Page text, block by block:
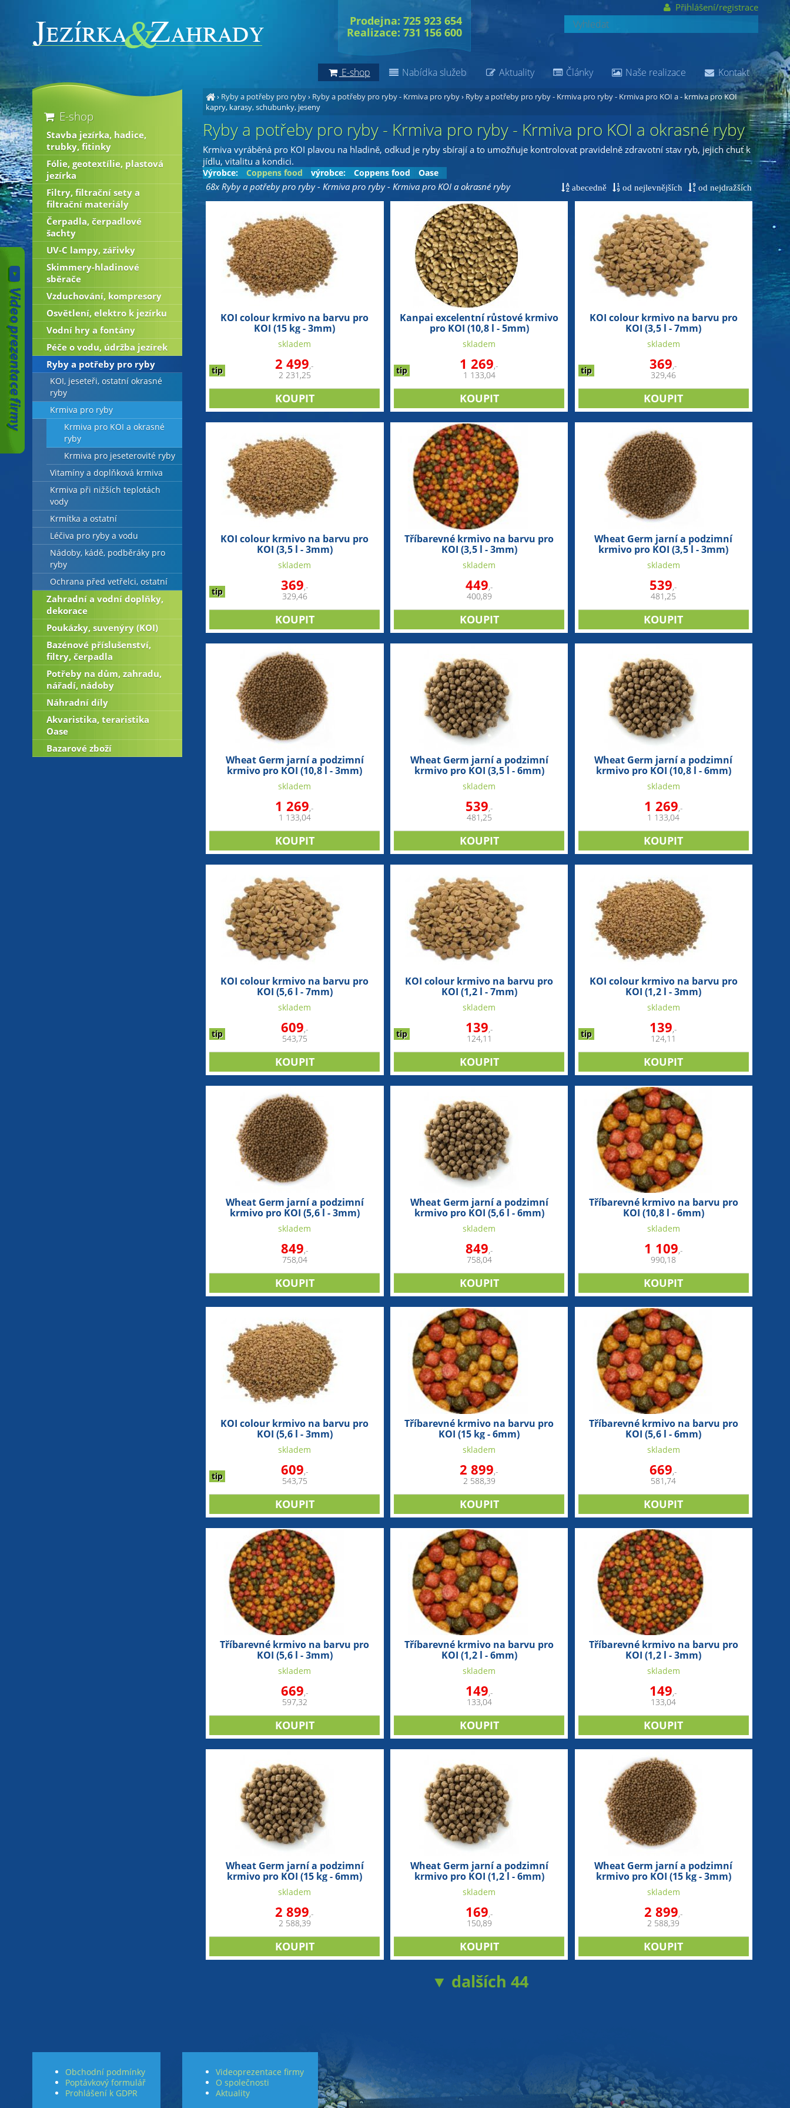
› Ryby a potřeby pro ryby› Ryby a potřeby pro ryby - Krmiva pro ryby› Ryby a potřeby pro ryby - Krmiva pro ryby - Krmiva pro KOI a- krmiva pro KOI
kapry, karasy, schubunky, jeseny
Ryby a potřeby pro ryby - Krmiva pro ryby - Krmiva pro KOI a okrasné ryby
Krmiva vyráběná pro KOI plavou na hladině, odkud je ryby sbírají a to umožňuje kontrolovat pravidelně zdravotní stav ryb, jejich chuť k
jídlu, vitalitu a kondici.
Výrobce: Coppens food výrobce: Coppens food Oase
abecedně od nejlevnějších od nejdražších
68x Ryby a potřeby pro ryby - Krmiva pro ryby - Krmiva pro KOI a okrasné ryby
KOI colour krmivo na barvu pro
KOI (15 kg - 3mm)
tip
skladem
2 499,-
2 231,25
Kanpai excelentní růstové krmivo
pro KOI (10,8 l - 5mm)
tip
skladem
1 269,-
1 133,04
KOI colour krmivo na barvu pro
KOI (3,5 l - 7mm)
tip
skladem
369,-
329,46
KOI colour krmivo na barvu pro
KOI (3,5 l - 3mm)
tip
skladem
369,-
329,46
Tříbarevné krmivo na barvu pro
KOI (3,5 l - 3mm)
skladem
449,-
400,89
Wheat Germ jarní a podzimní
krmivo pro KOI (3,5 l - 3mm)
skladem
539,-
481,25
Wheat Germ jarní a podzimní
krmivo pro KOI (10,8 l - 3mm)
skladem
1 269,-
1 133,04
Wheat Germ jarní a podzimní
krmivo pro KOI (3,5 l - 6mm)
skladem
539,-
481,25
Wheat Germ jarní a podzimní
krmivo pro KOI (10,8 l - 6mm)
skladem
1 269,-
1 133,04
KOI colour krmivo na barvu pro
KOI (5,6 l - 7mm)
tip
skladem
609,-
543,75
KOI colour krmivo na barvu pro
KOI (1,2 l - 7mm)
tip
skladem
139,-
124,11
KOI colour krmivo na barvu pro
KOI (1,2 l - 3mm)
tip
skladem
139,-
124,11
Wheat Germ jarní a podzimní
krmivo pro KOI (5,6 l - 3mm)
skladem
849,-
758,04
Wheat Germ jarní a podzimní
krmivo pro KOI (5,6 l - 6mm)
skladem
849,-
758,04
Tříbarevné krmivo na barvu pro
KOI (10,8 l - 6mm)
skladem
1 109,-
990,18
KOI colour krmivo na barvu pro
KOI (5,6 l - 3mm)
tip
skladem
609,-
543,75
Tříbarevné krmivo na barvu pro
KOI (15 kg - 6mm)
skladem
2 899,-
2 588,39
Tříbarevné krmivo na barvu pro
KOI (5,6 l - 6mm)
skladem
669,-
581,74
Tříbarevné krmivo na barvu pro
KOI (5,6 l - 3mm)
skladem
669,-
597,32
Tříbarevné krmivo na barvu pro
KOI (1,2 l - 6mm)
skladem
149,-
133,04
Tříbarevné krmivo na barvu pro
KOI (1,2 l - 3mm)
skladem
149,-
133,04
Wheat Germ jarní a podzimní
krmivo pro KOI (15 kg - 6mm)
skladem
2 899,-
2 588,39
Wheat Germ jarní a podzimní
krmivo pro KOI (1,2 l - 6mm)
skladem
169,-
150,89
Wheat Germ jarní a podzimní
krmivo pro KOI (15 kg - 3mm)
skladem
2 899,-
2 588,39
▼ dalších 44
E-shop
Stavba jezírka, hadice,
trubky, fitinky
Fólie, geotextílie, plastová
jezírka
Filtry, filtrační sety a
filtrační materiály
Čerpadla, čerpadlové
šachty
UV-C lampy, zářivky
Skimmery-hladinové
sběrače
Vzduchování, kompresory
Osvětlení, elektro k jezírku
Vodní hry a fontány
Péče o vodu, údržba jezírek
Ryby a potřeby pro ryby
KOI, jeseteři, ostatní okrasné
ryby
Krmiva pro ryby
Krmiva pro KOI a okrasné
ryby
Krmiva pro jeseterovité ryby
Vitamíny a doplňková krmiva
Krmiva při nižších teplotách
vody
Krmítka a ostatní
Léčiva pro ryby a vodu
Nádoby, kádě, podběráky pro
ryby
Ochrana před vetřelci, ostatní
Zahradní a vodní doplňky,
dekorace
Poukázky, suvenýry (KOI)
Bazénové příslušenství,
filtry, čerpadla
Potřeby na dům, zahradu,
nářadí, nádoby
Náhradní díly
Akvaristika, teraristika
Oase
Bazarové zboží
E-shop Nabídka služeb Aktuality Články Naše realizace Kontakt
Prodejna: 725 923 654
Realizace: 731 156 600
Přihlášení/registrace
Obchodní podmínky
Poptávkový formulář
Prohlášení k GDPR
Videoprezentace firmy
O společnosti
Aktuality